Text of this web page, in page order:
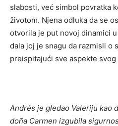
slabosti, već simbol povratka
životom. Njena odluka da se
otvorila je put novoj dinamici
dala joj je snagu da razmisli o
preispitajući sve aspekte
Andrés je gledao Valeriju kao
doña Carmen izgubila